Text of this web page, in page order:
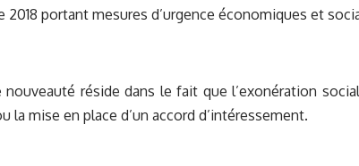
2018 portant mesures d’urgence économiques et
nouveauté réside dans le fait que l’exonération
la mise en place d’un accord d’intéressement.